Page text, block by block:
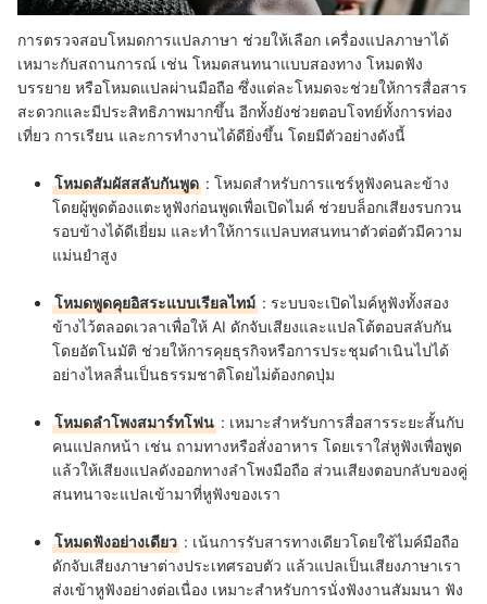
การตรวจสอบโหมดการแปลภาษา ช่วยให้เลือก เครื่องแปลภาษาได้
เหมาะกับสถานการณ์ เช่น โหมดสนทนาแบบสองทาง โหมดฟัง
บรรยาย หรือโหมดแปลผ่านมือถือ ซึ่งแต่ละโหมดจะช่วยให้การสื่อสาร
สะดวกและมีประสิทธิภาพมากขึ้น อีกทั้งยังช่วยตอบโจทย์ทั้งการท่อง
เที่ยว การเรียน และการทำงานได้ดียิ่งขึ้น โดยมีตัวอย่างดังนี้
โหมดสัมผัสสลับกันพูด : โหมดสำหรับการแชร์หูฟังคนละข้าง
โดยผู้พูดต้องแตะหูฟังก่อนพูดเพื่อเปิดไมค์ ช่วยบล็อกเสียงรบกวน
รอบข้างได้ดีเยี่ยม และทำให้การแปลบทสนทนาตัวต่อตัวมีความ
แม่นยำสูง
โหมดพูดคุยอิสระแบบเรียลไทม์ : ระบบจะเปิดไมค์หูฟังทั้งสอง
ข้างไว้ตลอดเวลาเพื่อให้ AI ดักจับเสียงและแปลโต้ตอบสลับกัน
โดยอัตโนมัติ ช่วยให้การคุยธุรกิจหรือการประชุมดำเนินไปได้
อย่างไหลลื่นเป็นธรรมชาติโดยไม่ต้องกดปุ่ม
โหมดลำโพงสมาร์ทโฟน : เหมาะสำหรับการสื่อสารระยะสั้นกับ
คนแปลกหน้า เช่น ถามทางหรือสั่งอาหาร โดยเราใส่หูฟังเพื่อพูด
แล้วให้เสียงแปลดังออกทางลำโพงมือถือ ส่วนเสียงตอบกลับของคู่
สนทนาจะแปลเข้ามาที่หูฟังของเรา
โหมดฟังอย่างเดียว : เน้นการรับสารทางเดียวโดยใช้ไมค์มือถือ
ดักจับเสียงภาษาต่างประเทศรอบตัว แล้วแปลเป็นเสียงภาษาเรา
ส่งเข้าหูฟังอย่างต่อเนื่อง เหมาะสำหรับการนั่งฟังงานสัมมนา ฟัง